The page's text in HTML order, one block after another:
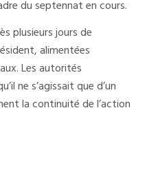
du septennat en cours.
plusieurs jours de
alimentées
Les autorités
ne s’agissait que d’un
la continuité de l’action